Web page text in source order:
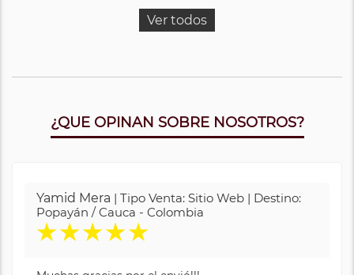
Ver todos
¿QUE OPINAN SOBRE NOSOTROS?
Yamid Mera | Tipo Venta: Sitio Web | Destino:
Popayán / Cauca - Colombia
★★★★★